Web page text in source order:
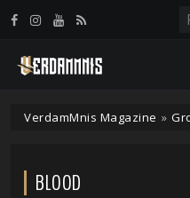
VerdamMnis Magazine »
BLOOD
Panneau de gestion des